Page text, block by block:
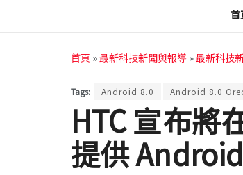
首
首頁 »最新科技新聞與報導 »最新科技
Tags: Android 8.0 Android 8.0
HTC 宣布將
提供